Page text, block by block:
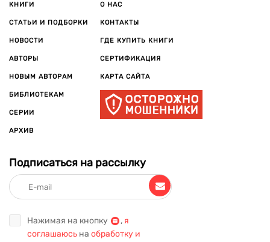
КНИГИ
СТАТЬИ И ПОДБОРКИ
НОВОСТИ
АВТОРЫ
НОВЫМ АВТОРАМ
БИБЛИОТЕКАМ
СЕРИИ
АРХИВ
О НАС
КОНТАКТЫ
ГДЕ КУПИТЬ КНИГИ
СЕРТИФИКАЦИЯ
КАРТА САЙТА
Подписаться на рассылку
Нажимая на кнопку , я
соглашаюсь на обработку и